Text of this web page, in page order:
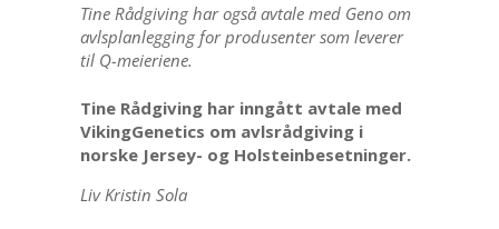
Tine Rådgiving har også avtale med Geno om
avlsplanlegging for produsenter som leverer
til Q-meieriene.
Tine Rådgiving har inngått avtale med
VikingGenetics om avlsrådgiving i
norske Jersey- og Holsteinbesetninger.
Liv Kristin Sola